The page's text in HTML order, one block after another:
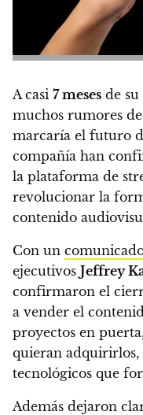
A casi 7 meses de
muchos rumores
marcaría el futuro
compañía han
la plataforma de
revolucionar la
contenido
Con un
ejecutivos Jeffrey
confirmaron el
a vender el
proyectos en
quieran adquirirlos,
tecnológicos que
Además dejaron